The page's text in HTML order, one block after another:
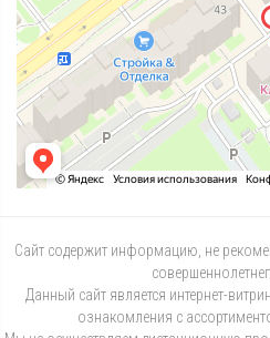
Сайт содержит информацию, не
Данный сайт является интернет-
ознакомления с